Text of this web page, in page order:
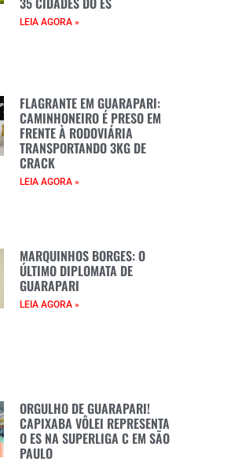
LEIA AGORA »
FLAGRANTE EM GUARAPARI:
CAMINHONEIRO É PRESO EM
FRENTE À RODOVIÁRIA
TRANSPORTANDO 3KG DE
CRACK
LEIA AGORA »
MARQUINHOS BORGES: O
ÚLTIMO DIPLOMATA DE
GUARAPARI
LEIA AGORA »
ORGULHO DE GUARAPARI!
CAPIXABA VÔLEI REPRESENTA
O ES NA SUPERLIGA C EM SÃO
PAULO